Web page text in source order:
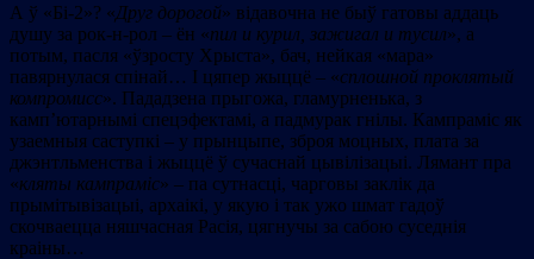
А ў «Бі-2»? «Друг дорогой» відавочна не быў гатовы аддаць
душу за рок-н-рол – ён «пил и курил, зажигал и тусил», а
потым, пасля «ўзросту Хрыста», бач, нейкая «мара»
павярнулася спінай… І цяпер жыццё – «сплошной проклятый
компромисс». Пададзена прыгожа, гламурненька, з
камп’ютарнымі спецэфектамі, а падмурак гнілы. Кампраміс як
узаемныя саступкі – у прынцыпе, зброя моцных, плата за
джэнтльменства і жыццё ў сучаснай цывілізацыі. Лямант пра
«кляты кампраміс» – па сутнасці, чарговы заклік да
прымітывізацыі, архаікі, у якую і так ужо шмат гадоў
скочваецца няшчасная Расія, цягнучы за сабою суседнія
краіны…